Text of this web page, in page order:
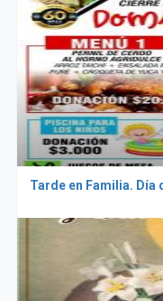
Tarde en Familia. Día